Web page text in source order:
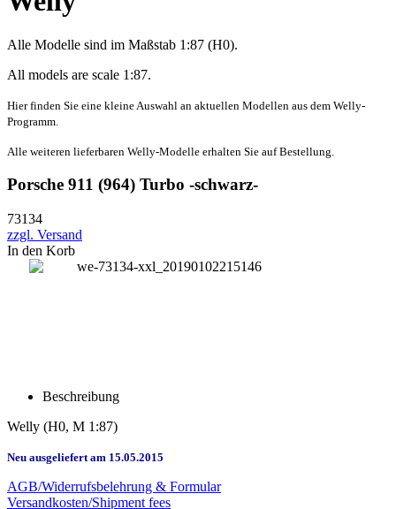
Alle Modelle sind im Maßstab 1:87 (H0).
All models are scale 1:87.
Hier finden Sie eine kleine Auswahl an aktuellen Modellen aus dem Welly-
Programm.
Alle weiteren lieferbaren Welly-Modelle erhalten Sie auf Bestellung.
Porsche 911 (964) Turbo -schwarz-
73134
zzgl. Versand
In den Korb
Beschreibung
Welly (H0, M 1:87)
Neu ausgeliefert am 15.05.2015
AGB/Widerrufsbelehrung & Formular
Versandkosten/Shipment fees